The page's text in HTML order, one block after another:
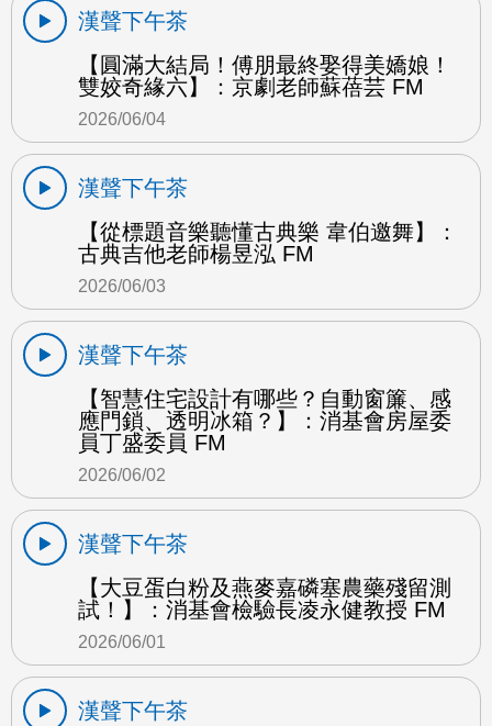
漢聲下午茶
【圓滿大結局！傅朋最終娶得美嬌娘！
雙姣奇緣六】：京劇老師蘇蓓芸 FM
2026/06/04
漢聲下午茶
【從標題音樂聽懂古典樂 韋伯邀舞】：
古典吉他老師楊昱泓 FM
2026/06/03
漢聲下午茶
【智慧住宅設計有哪些？自動窗簾、感
應門鎖、透明冰箱？】：消基會房屋委
員丁盛委員 FM
2026/06/02
漢聲下午茶
【大豆蛋白粉及燕麥嘉磷塞農藥殘留測
試！】：消基會檢驗長凌永健教授 FM
2026/06/01
漢聲下午茶